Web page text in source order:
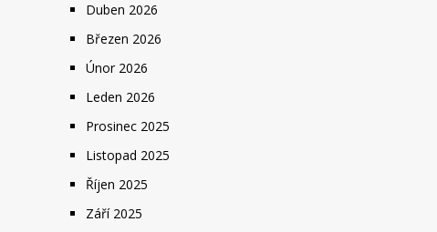
Duben 2026
Březen 2026
Únor 2026
Leden 2026
Prosinec 2025
Listopad 2025
Říjen 2025
Září 2025